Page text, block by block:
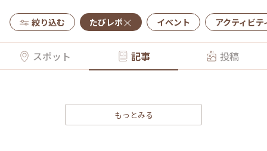
絞り込む たびレポ イベント アクティビテ
スポット 記事 投稿
もっとみる